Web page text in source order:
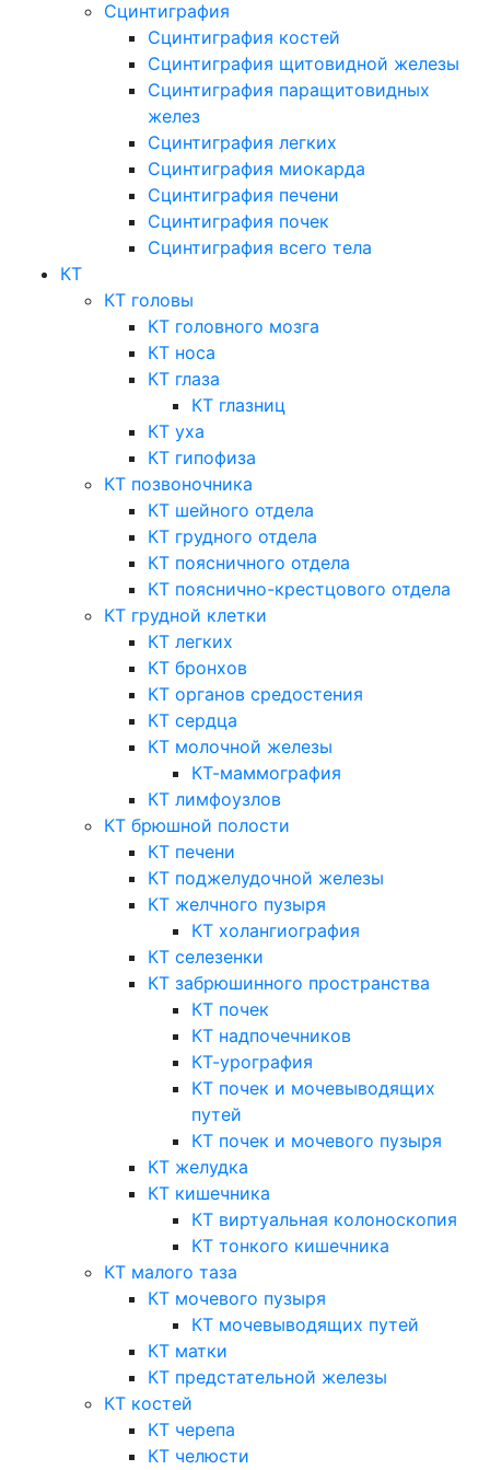
Сцинтиграфия
Сцинтиграфия костей
Сцинтиграфия щитовидной железы
Сцинтиграфия паращитовидных
желез
Сцинтиграфия легких
Сцинтиграфия миокарда
Сцинтиграфия печени
Сцинтиграфия почек
Сцинтиграфия всего тела
КТ
КТ головы
КТ головного мозга
КТ носа
КТ глаза
КТ глазниц
КТ уха
КТ гипофиза
КТ позвоночника
КТ шейного отдела
КТ грудного отдела
КТ поясничного отдела
КТ пояснично-крестцового отдела
КТ грудной клетки
КТ легких
КТ бронхов
КТ органов средостения
КТ сердца
КТ молочной железы
КТ-маммография
КТ лимфоузлов
КТ брюшной полости
КТ печени
КТ поджелудочной железы
КТ желчного пузыря
КТ холангиография
КТ селезенки
КТ забрюшинного пространства
КТ почек
КТ надпочечников
КТ-урография
КТ почек и мочевыводящих
путей
КТ почек и мочевого пузыря
КТ желудка
КТ кишечника
КТ виртуальная колоноскопия
КТ тонкого кишечника
КТ малого таза
КТ мочевого пузыря
КТ мочевыводящих путей
КТ матки
КТ предстательной железы
КТ костей
КТ черепа
КТ челюсти